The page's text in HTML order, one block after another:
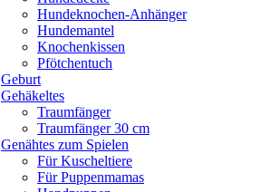
Hundeknochen-Anhänger
Hundemantel
Knochenkissen
Pfötchentuch
Geburt
Gehäkeltes
Traumfänger
Traumfänger 30 cm
Genähtes zum Spielen
Für Kuscheltiere
Für Puppenmamas